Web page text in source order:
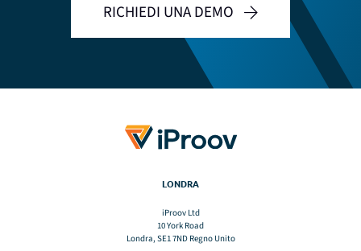
RICHIEDI UNA DEMO
LONDRA
iProov Ltd
10 York Road
Londra, SE1 7ND Regno Unito